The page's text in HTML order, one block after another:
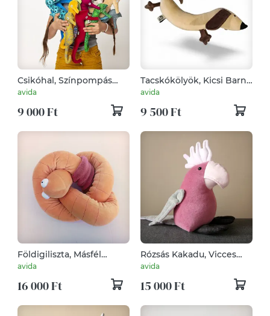
Csikóhal, Színpompás
Tengeri Csikó, Plüss vagy
avida
9 000 Ft
Tacskókölyök, Kicsi Barna
Tacsi, Kolbászkutya,
avida
9 500 Ft
Földigiliszta, Másfél
Méteres Gyűrűsféreg
Hordható Puha Giliszta
avida
16 000 Ft
Rózsás Kakadu, Vicces
Plüss Kakadumadár,
avida
15 000 Ft